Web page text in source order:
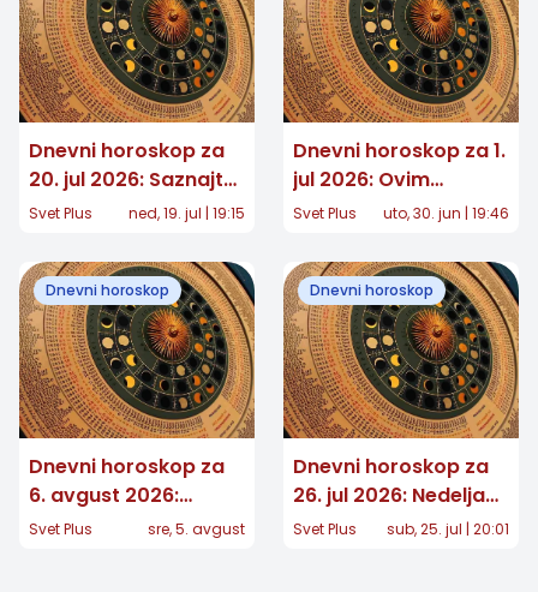
Dnevni horoskop za
20. jul 2026: Saznajte
šta vam zvezde
ponedeljka
Svet Plus ned, 19. jul | 19:15
Dnevni horoskop za 1.
jul 2026: Ovim
znacima zvezde
Svet Plus uto, 30. jun | 19:46
Dnevni horoskop
Dnevni horoskop za
6. avgust 2026:
Jedan znak donosi
Svet Plus sre, 5. avgust
Dnevni horoskop
Dnevni horoskop za
26. jul 2026: Nedelja
donosi neočekivane
Svet Plus sub, 25. jul | 20:01